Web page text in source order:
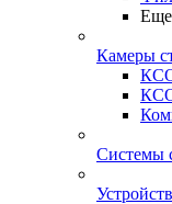
Еще
Камеры
КСО
КСО
Системы